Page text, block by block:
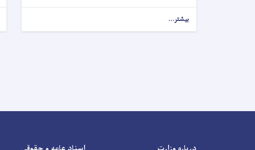
بیشتر...